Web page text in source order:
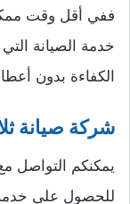
ففي أقل وقت
خدمة الصيانة
الكفاءة بدون
شركة صيانة
يمكنكم التواصل